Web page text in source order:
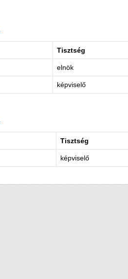
Tisztség
elnök
képviselő
Tisztség
képviselő